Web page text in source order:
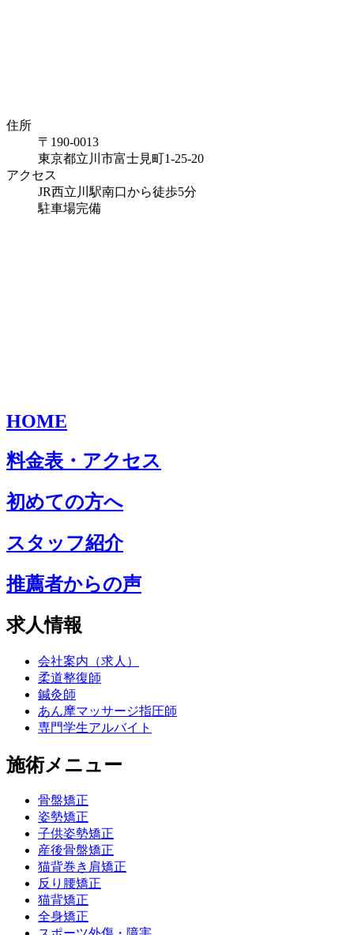
住所
〒190-0013
東京都立川市富士見町1-25-20
アクセス
JR西立川駅南口から徒歩5分
駐車場完備
HOME
料金表・アクセス
初めての方へ
スタッフ紹介
推薦者からの声
求人情報
会社案内（求人）
柔道整復師
鍼灸師
あん摩マッサージ指圧師
専門学生アルバイト
施術メニュー
骨盤矯正
姿勢矯正
子供姿勢矯正
産後骨盤矯正
猫背巻き肩矯正
反り腰矯正
猫背矯正
全身矯正